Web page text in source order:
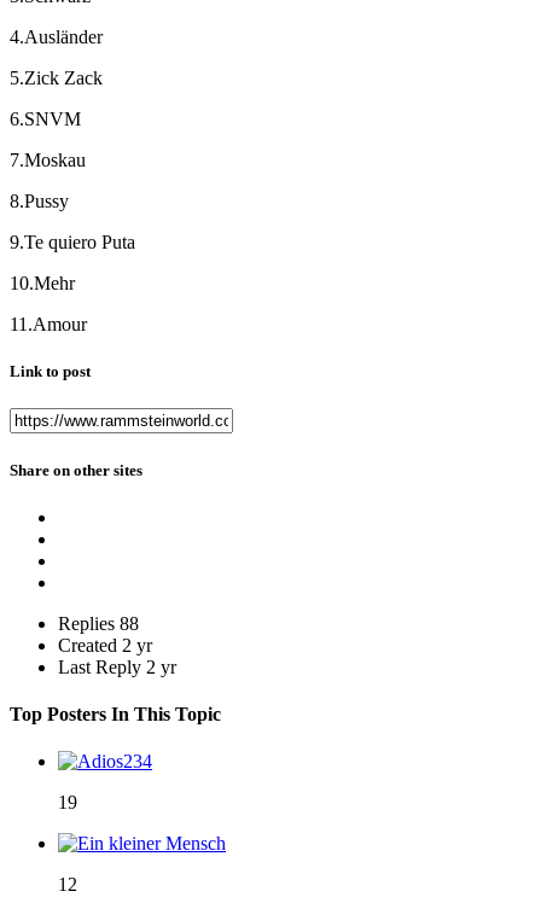
4.Ausländer
5.Zick Zack
6.SNVM
7.Moskau
8.Pussy
9.Te quiero Puta
10.Mehr
11.Amour
Link to post
Share on other sites
Replies 88
Created 2 yr
Last Reply 2 yr
Top Posters In This Topic
19
12